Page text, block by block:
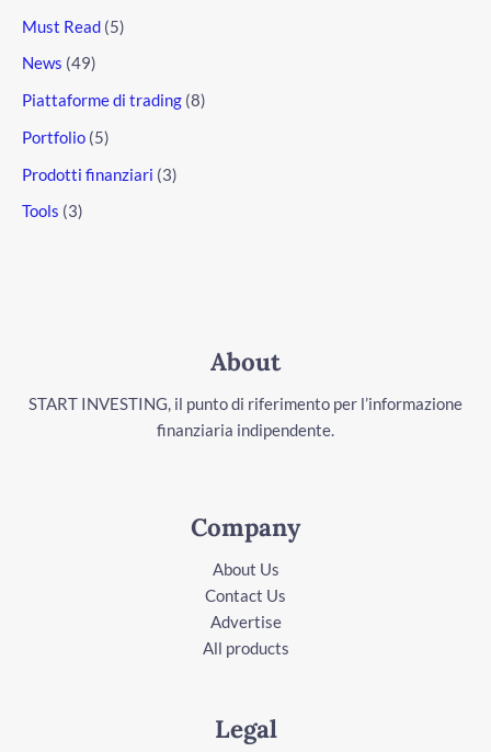
Must Read (5)
News (49)
Piattaforme di trading (8)
Portfolio (5)
Prodotti finanziari (3)
Tools (3)
About
START INVESTING, il punto di riferimento per l’informazione
finanziaria indipendente.
Company
About Us
Contact Us
Advertise
All products
Legal